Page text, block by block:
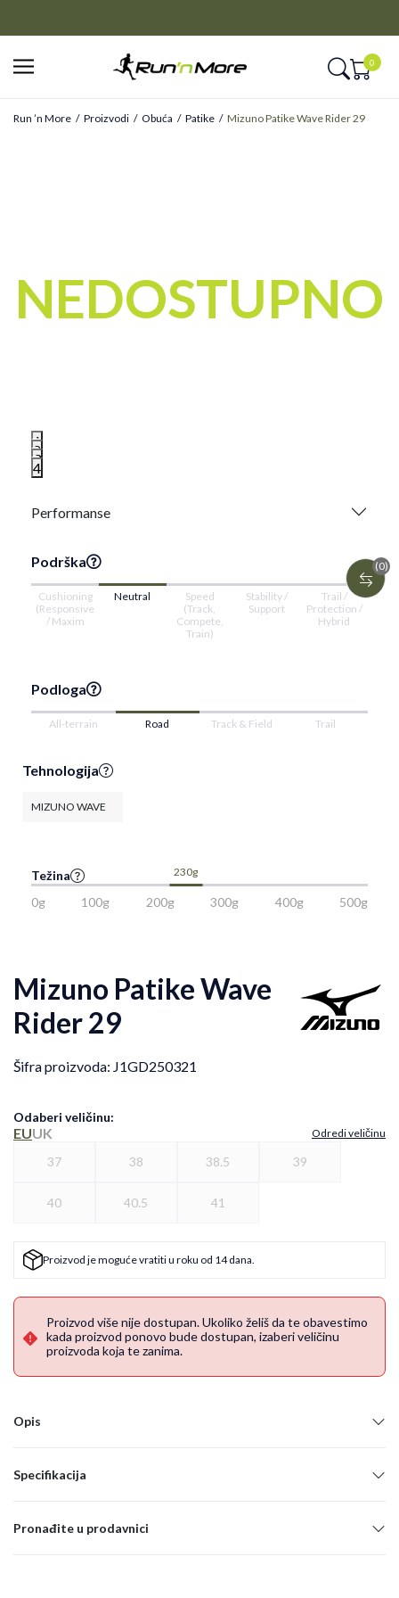
0
Run ’n More Proizvodi Obuća Patike Mizuno Patike Wave Rider 29
(0)
1
2
3
4
NEDOSTUPNO
Performanse
Podrška
Cushioning
(Responsive
/ Maxim
Neutral
Speed
(Track,
Compete,
Train)
Stability /
Support
Trail /
Protection /
Hybrid
Podloga
All-terrain Road Track & Field Trail
Tehnologija
MIZUNO WAVE
Težina 230g
0g 100g 200g 300g 400g 500g
Mizuno Patike Wave
Rider 29
Šifra proizvoda: J1GD250321
Odaberi veličinu:
EUUK Odredi veličinu
37 38 38.5 39
40 40.5 41
Proizvod je moguće vratiti u roku od 14 dana.
Proizvod više nije dostupan. Ukoliko želiš da te obavestimo
kada proizvod ponovo bude dostupan, izaberi veličinu
proizvoda koja te zanima.
Opis
Specifikacija
Pronađite u prodavnici